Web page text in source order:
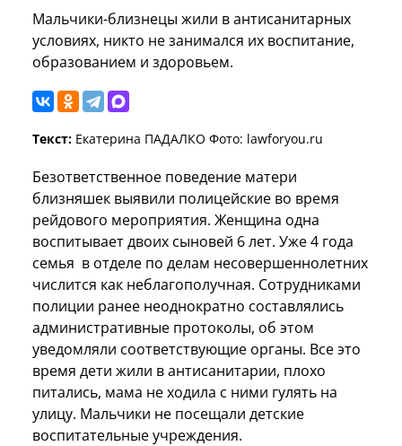
Мальчики-близнецы жили в антисанитарных
условиях, никто не занимался их воспитание,
образованием и здоровьем.
Текст: Екатерина ПАДАЛКО Фото: lawforyou.ru
Безответственное поведение матери
близняшек выявили полицейские во время
рейдового мероприятия. Женщина одна
воспитывает двоих сыновей 6 лет. Уже4 года
семья в отделе по делам несовершеннолетних
числится как неблагополучная. Сотрудниками
полиции ранее неоднократно составлялись
административные протоколы, об этом
уведомляли соответствующие органы. Все это
время дети жили в антисанитарии, плохо
питались, мама не ходила с ними гулять на
улицу. Мальчики не посещали детские
воспитательные учреждения.